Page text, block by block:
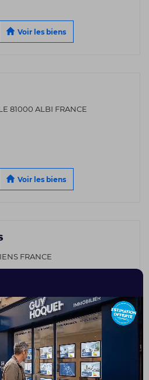
Voir les biens
81000 ALBI FRANCE
Voir les biens
FRANCE
Voir les biens